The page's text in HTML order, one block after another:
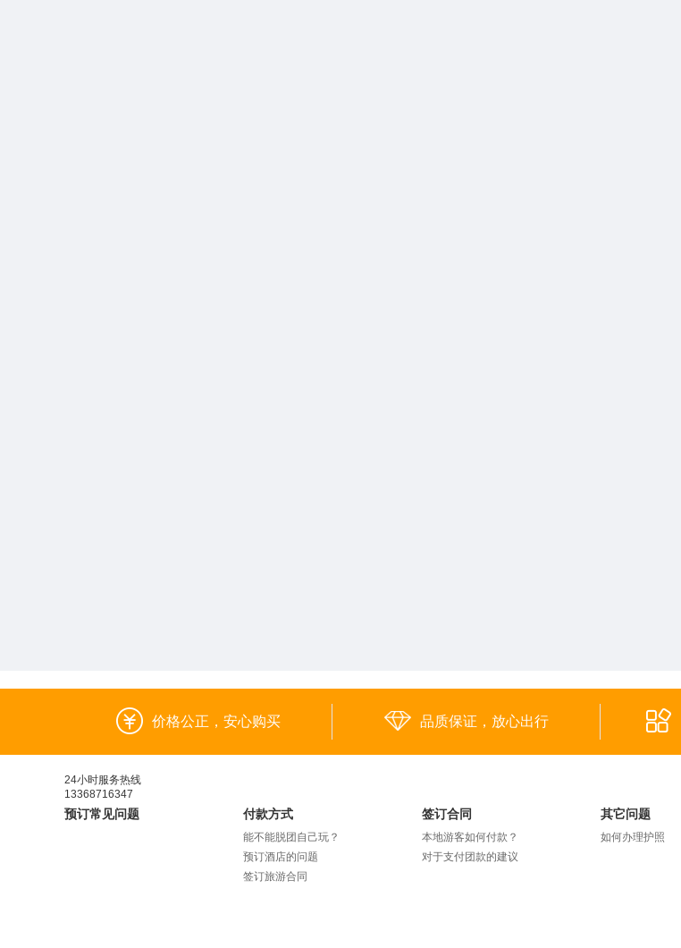
价格公正，安心购买 品质保证，放心出行
24小时服务热线
13368716347
预订常见问题 付款方式
能不能脱团自己玩？
预订酒店的问题
签订旅游合同
签订合同
本地游客如何付款？
对于支付团款的建议
其它问题
如何办理护照